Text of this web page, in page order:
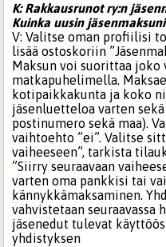
K: Rakkausrunot ry:n
Kuinka uusin
V: Valitse oman profiilisi
lisää ostoskoriin
Maksun voi suorittaa joko
matkapuhelimella.
kotipaikkakunta ja koko
jäsenluetteloa varten
postinumero sekä maa).
vaihtoehto ”ei”. Valitse
vaiheeseen”, tarkista
”Siirry seuraavaan
varten oma pankkisi tai
kännykkämaksaminen.
vahvistetaan seuraavassa
jäsenedut tulevat
yhdistyksen